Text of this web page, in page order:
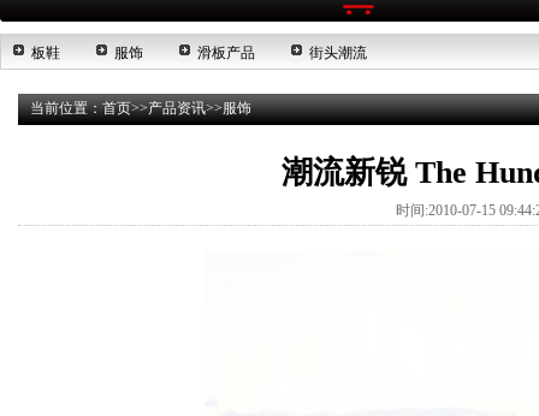
板鞋 服饰 滑板产品 街头潮流
当前位置：首页>>产品资讯>>服饰
潮流新锐 The
时间:2010-07-15